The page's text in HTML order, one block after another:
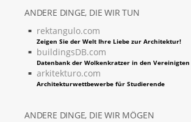
ANDERE DINGE, DIE WIR TUN
rektangulo.com
Zeigen Sie der Welt Ihre Liebe zur Architektur!
buildingsDB.com
Datenbank der Wolkenkratzer in den Vereinigten
arkitekturo.com
Architekturwettbewerbe für Studierende
ANDERE DINGE, DIE WIR MÖGEN